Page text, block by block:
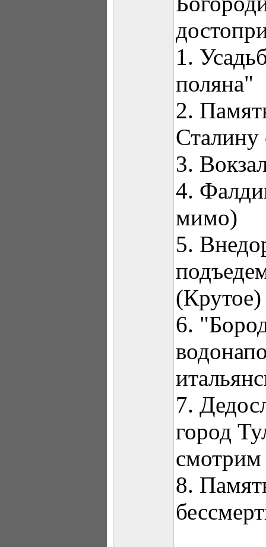
1.
поляна"
2.
Сталину
3.
4.
мимо)
5.
(Крутое)
6.
7.
город
смотрим
8.